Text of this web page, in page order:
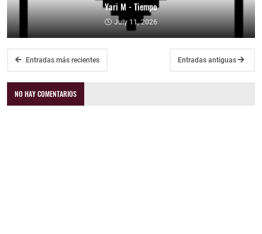
Yari M - Tiempo
July 11, 2026
Entradas más recientes Entradas antiguas
NO HAY COMENTARIOS